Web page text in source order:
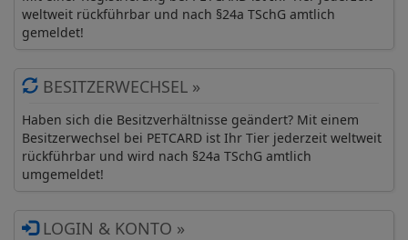
weltweit rückführbar und nach §24a TSchG amtlich
gemeldet!
BESITZERWECHSEL »
Haben sich die Besitzverhältnisse geändert? Mit einem
Besitzerwechsel bei PETCARD ist Ihr Tier jederzeit weltweit
rückführbar und wird nach §24a TSchG amtlich
umgemeldet!
LOGIN & KONTO »